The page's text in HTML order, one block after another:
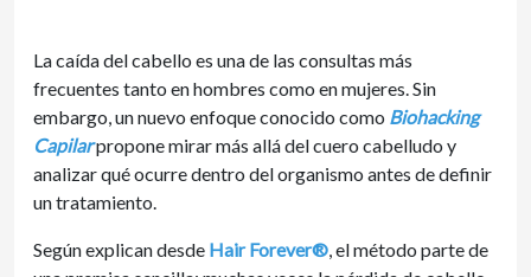
La caída del cabello es una de las consultas más
frecuentes tanto en hombres como en mujeres. Sin
embargo, un nuevo enfoque conocido como Biohacking
Capilarpropone mirar más allá del cuero cabelludo y
analizar qué ocurre dentro del organismo antes de definir
un tratamiento.
Según explican desde Hair Forever® , el método parte de